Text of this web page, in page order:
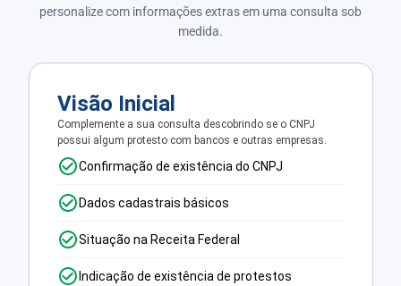
personalize com informações extras em uma consulta sob
medida.
Visão Inicial
Complemente a sua consulta descobrindo se o CNPJ
possui algum protesto com bancos e outras empresas.
Confirmação de existência do CNPJ
Dados cadastrais básicos
Situação na Receita Federal
Indicação de existência de protestos